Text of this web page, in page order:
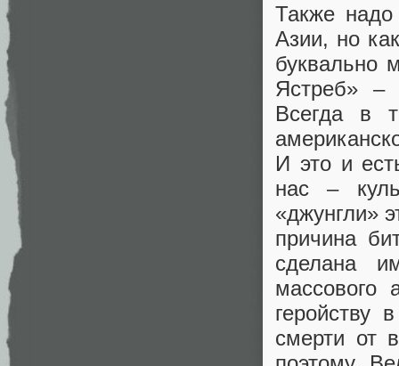
Также надо
Азии, но
буквально
Ястреб» –
Всегда в
И это и
нас –
«джунгли»
причина
сделана
массового
геройству
смерти от